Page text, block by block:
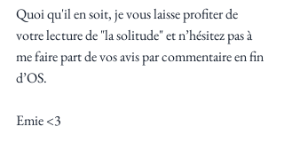
Quoi qu'il en soit, je vous laisse profiter de
votre lecture de "la solitude" et n’hésitez pas à
me faire part de vos avis par commentaire en fin
d’OS.
Emie <3